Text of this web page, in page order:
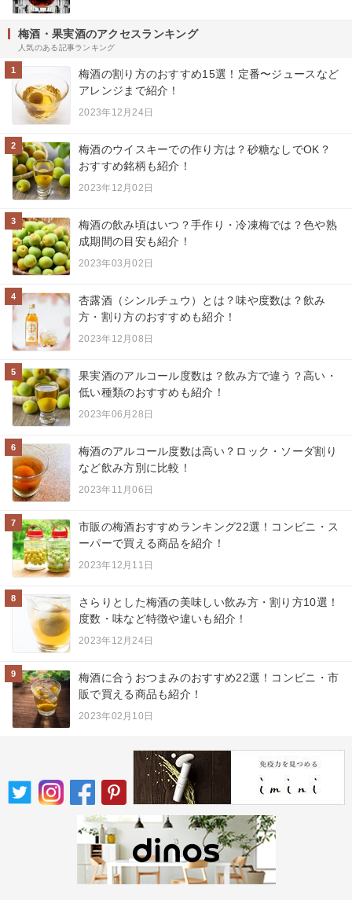
梅酒・果実酒のアクセスランキング
人気のある記事ランキング
1
梅酒の割り方のおすすめ15選！定番〜ジュースなど
アレンジまで紹介！
2023年12月24日
2
梅酒のウイスキーでの作り方は？砂糖なしでOK？
おすすめ銘柄も紹介！
2023年12月02日
3
梅酒の飲み頃はいつ？手作り・冷凍梅では？色や熟
成期間の目安も紹介！
2023年03月02日
4
杏露酒（シンルチュウ）とは？味や度数は？飲み
方・割り方のおすすめも紹介！
2023年12月08日
5
果実酒のアルコール度数は？飲み方で違う？高い・
低い種類のおすすめも紹介！
2023年06月28日
6
梅酒のアルコール度数は高い？ロック・ソーダ割り
など飲み方別に比較！
2023年11月06日
7
市販の梅酒おすすめランキング22選！コンビニ・ス
ーパーで買える商品を紹介！
2023年12月11日
8
さらりとした梅酒の美味しい飲み方・割り方10選！
度数・味など特徴や違いも紹介！
2023年12月24日
9
梅酒に合うおつまみのおすすめ22選！コンビニ・市
販で買える商品も紹介！
2023年02月10日